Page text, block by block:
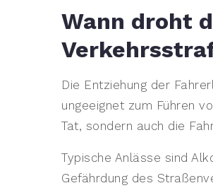
Wann droht
Die Entziehung der
ungeeignet zum Führen
Tat, sondern auch die
Typische Anlässe sind
Gefährdung des